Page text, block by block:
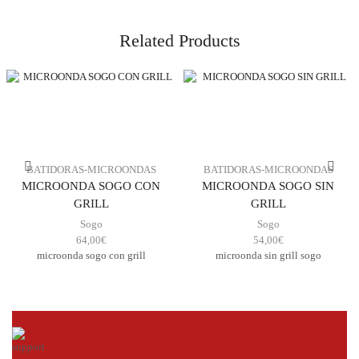
Related Products
BATIDORAS-MICROONDAS
MICROONDA SOGO CON
GRILL
Sogo
64,00€
microonda sogo con grill
BATIDORAS-MICROONDAS
MICROONDA SOGO SIN
GRILL
Sogo
54,00€
microonda sin grill sogo